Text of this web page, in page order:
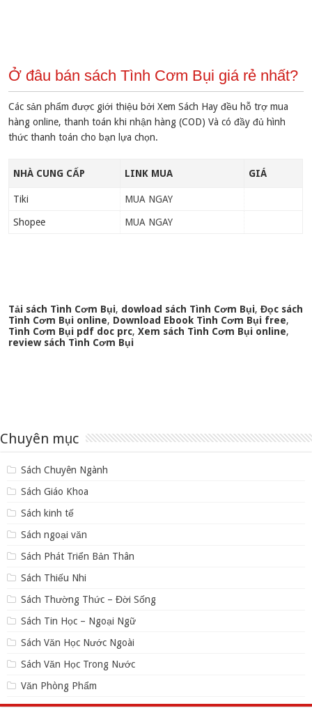
Ở đâu bán sách Tình Cơm Bụi giá rẻ nhất?
Các sản phẩm được giới thiệu bởi Xem Sách Hay đều hỗ trợ mua
hàng online, thanh toán khi nhận hàng (COD) Và có đầy đủ hình
thức thanh toán cho bạn lựa chọn.
NHÀ CUNG CẤP LINK MUA GIÁ
Tiki MUA NGAY
Shopee MUA NGAY
Tải sách Tình Cơm Bụi, dowload sách Tình Cơm Bụi,Đọc sách
Tình Cơm Bụi online, Download Ebook Tình Cơm Bụi free,
Tình Cơm Bụi pdf doc prc,Xem sách Tình Cơm Bụi online,
review sách Tình Cơm Bụi
Chuyên mục
Sách Chuyên Ngành
Sách Giáo Khoa
Sách kinh tế
Sách ngoại văn
Sách Phát Triển Bản Thân
Sách Thiếu Nhi
Sách Thường Thức – Đời Sống
Sách Tin Học – Ngoại Ngữ
Sách Văn Học Nước Ngoài
Sách Văn Học Trong Nước
Văn Phòng Phẩm